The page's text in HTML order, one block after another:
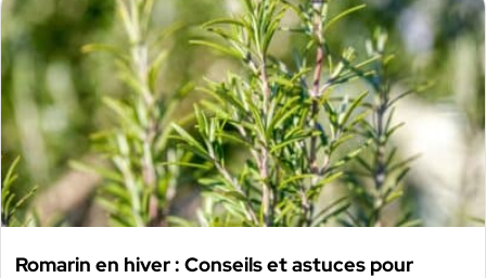
Romarin en hiver : Conseils et astuces pour